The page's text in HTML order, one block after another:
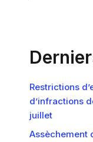
Restrictions
d’infractions
juillet
Assèchement